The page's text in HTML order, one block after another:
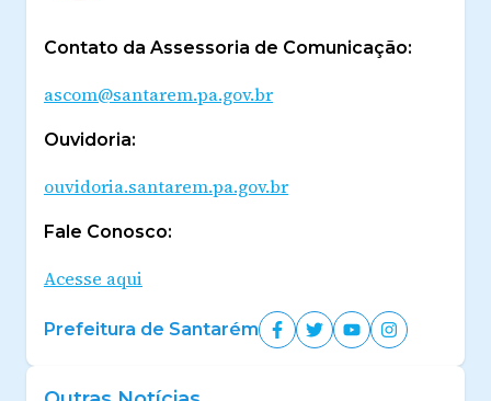
Contato da Assessoria de Comunicação:
ascom@santarem.pa.gov.br
Ouvidoria:
ouvidoria.santarem.pa.gov.br
Fale Conosco:
Acesse aqui
Prefeitura de Santarém